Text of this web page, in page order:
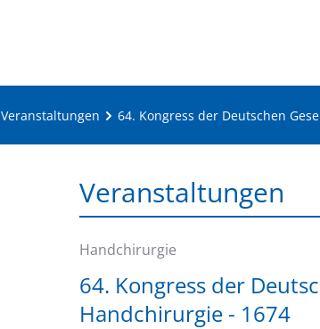
Veranstaltungen 64. Kongress der Deutschen
Veranstaltungen
Handchirurgie
64. Kongress der
Handchirurgie - 1674